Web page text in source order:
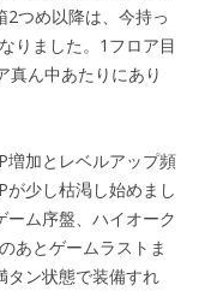
つめ以降は、今持っ
りました。1フロア目
真ん中あたりにあり
増加とレベルアップ頻
少し枯渇し始めまし
ム序盤、ハイオーク
あとゲームラストま
タン状態で装備すれ